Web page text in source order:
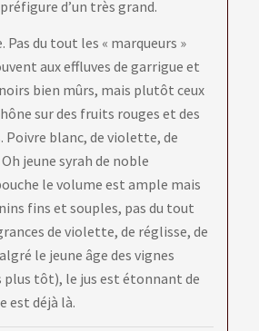
d’un très grand.
du tout les « marqueurs »
aux effluves de garrigue et
bien mûrs, mais plutôt ceux
sur des fruits rouges et des
Poivre blanc, de violette, de
jeune syrah de noble
le volume est ample mais
fins et souples, pas du tout
de violette, de réglisse, de
le jeune âge des vignes
plus tôt), le jus est étonnant de
est déjà là.